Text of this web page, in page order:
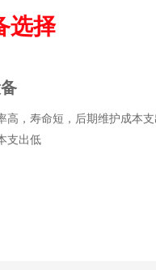
选择
高，寿命短，后期维护成本
支出低